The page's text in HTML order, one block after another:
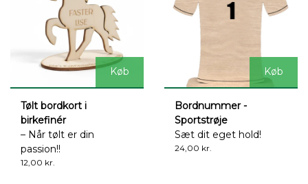
Køb
Tølt bordkort i
birkefinér
– Når tølt er din
passion!!
12,00 kr.
Køb
Bordnummer -
Sportstrøje
Sæt dit eget hold!
24,00 kr.